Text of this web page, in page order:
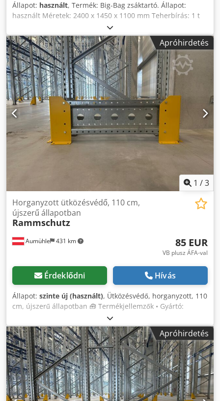
Állapot: használt, Termék: Big-Bag zsáktartó. Állapot:
használt Méretek: 2400 x 1450 x 1100 mm Teherbírás: 1 t
Elérhető mennyiség: 32 db Rakásolható. Crjdpfexdh E Hjx
Al Asf
Apróhirdetés
1 /3
Aumühle 431 km
Horganyzott ütközésvédő, 110 cm,
újszerű állapotban
Rammschutz
85 EUR
VB plusz ÁFA-val
Érdeklődni Hívás
Állapot: szinte új (használt), Ütközésvédő, horganyzott, 110
cm, újszerű állapotban 🧰 Termékjellemzők • Gyártó:
különböző • Szín: sárga, horganyzott • Állapot: sarokvédő
új, Sigma profil használt, betoncsavar új • Hossz: kb. 115
cm • Szélesség: kb. 20 cm • Magasság: kb. 40 cm • Szállítási
tartalom: 2 db sarokvédő, 1 db Sigma profil 110 x 30 cm és
8 db M12 betoncsavar Különböző hosszúságok, igény
esetén kérhető! 💰 Ár: 85,- € nettó, ÁFA nélkül • Mennyiségi
kedvezmény: igény szerint • Szállítási költség: Európa-
szerte, igény szerint • Szállítási idő: azonnal szállítható •
Megtekintés és átvétel: bármikor, előzetes egyeztetés
Apróhirdetés